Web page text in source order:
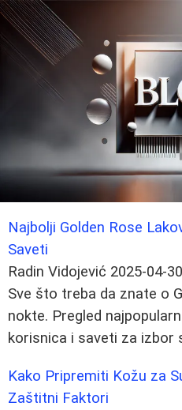
Najbolji Golden Rose
Saveti
Radin Vidojević 2025-04-30
Sve što treba da znate o
nokte. Pregled
korisnica i saveti za izbor
Kako Pripremiti Kožu za
Zaštitni Faktori